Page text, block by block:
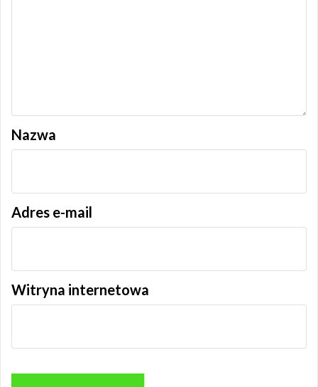
Nazwa
Adres e-mail
Witryna internetowa